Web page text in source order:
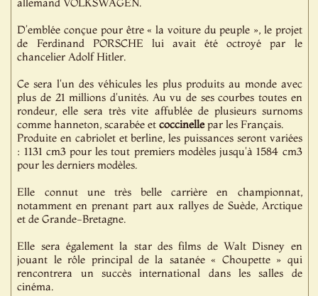
D’emblée conçue pour être « la voiture du peuple », le projet
de Ferdinand PORSCHE lui avait été octroyé par le
chancelier Adolf Hitler.
Ce sera l'un des véhicules les plus produits au monde avec
plus de 21 millions d'unités. Au vu de ses courbes toutes en
rondeur, elle sera très vite affublée de plusieurs surnoms
comme hanneton, scarabée etcoccinellepar les Français.
Produite en cabriolet et berline, les puissances seront variées
: 1131 cm3 pour les tout premiers modèles jusqu'à 1584 cm3
pour les derniers modèles.
Elle connut une très belle carrière en championnat,
notamment en prenant part aux rallyes de Suède, Arctique
et de Grande-Bretagne.
Elle sera également la star des films de Walt Disney en
jouant le rôle principal de la satanée « Choupette » qui
rencontrera un succès international dans les salles de
cinéma.